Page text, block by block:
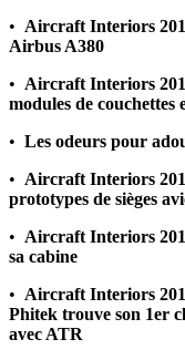
• Aircraft Interiors
Airbus A380
• Aircraft Interiors
modules de
• Les odeurs pour
• Aircraft Interiors
prototypes de sièges
• Aircraft Interiors
sa cabine
• Aircraft Interiors
Phitek trouve son 1er
avec ATR